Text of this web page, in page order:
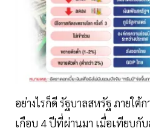
อย่างไรก็ดี รัฐบาลสหรัฐ ภายใต้
เกือบ 4 ปีที่ผ่านมา เมื่อเทียบกั